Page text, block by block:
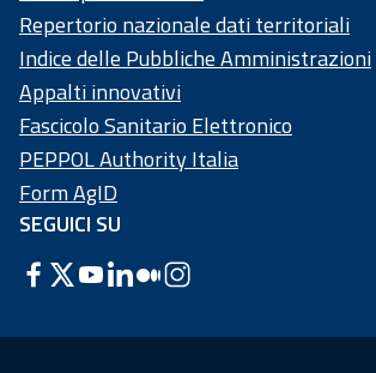
Repertorio nazionale dati territoriali
Indice delle Pubbliche Amministrazioni
Appalti innovativi
Fascicolo Sanitario Elettronico
PEPPOL Authority Italia
Form AgID
SEGUICI SU